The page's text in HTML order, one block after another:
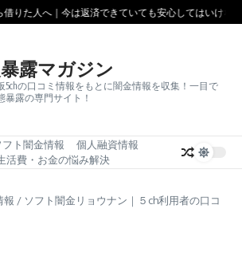
りた人へ｜今は返済できていても安心してはいけない
露マガジン
5chの口コミ情報をもとに闇金情報を収集！一目で
暴露の専門サイト！
フト闇金情報
個人融資情報
活費・お金の悩み解決
報 / ソフト闇金リョウナン｜５ch利用者の口コ